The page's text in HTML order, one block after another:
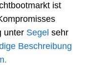
ist
unter Segel sehr
Beschreibung